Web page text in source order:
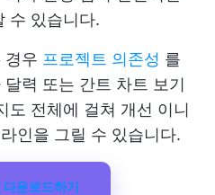
수 있습니다.
경우 프로젝트 의존성 를
달력 또는 간트 차트 보기
도 전체에 걸쳐 개선 이니
인을 그릴 수 있습니다.
다운로드하기